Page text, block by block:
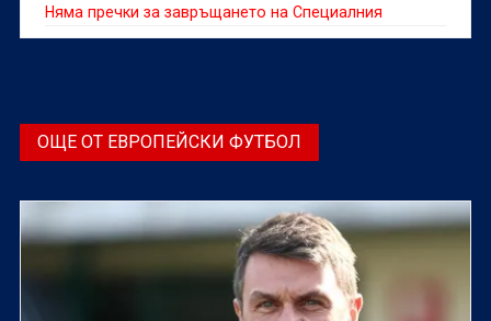
Няма пречки за завръщането на Специалния
ОЩЕ ОТ ЕВРОПЕЙСКИ ФУТБОЛ